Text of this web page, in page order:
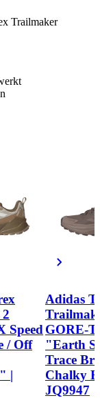
Trailmaker
Speed
/ Off
|
Adidas
GORE-
"Earth
Trace
Chalky
JQ9947